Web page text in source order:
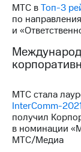
развитие
деловая этика
МТС вТоп-3
по
и
МТС стала
InterComm-2021
получил
в номинации
МТС/Медиа